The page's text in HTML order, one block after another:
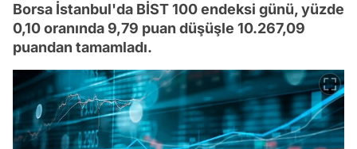
Borsa İstanbul'da BİST 100 endeksi günü, yüzde
0,10 oranında 9,79 puan düşüşle 10.267,09
puandan tamamladı.